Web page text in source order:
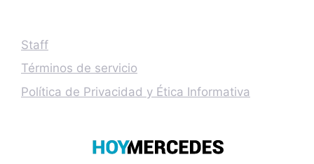
Staff
Términos de servicio
Política de Privacidad y Ética Informativa